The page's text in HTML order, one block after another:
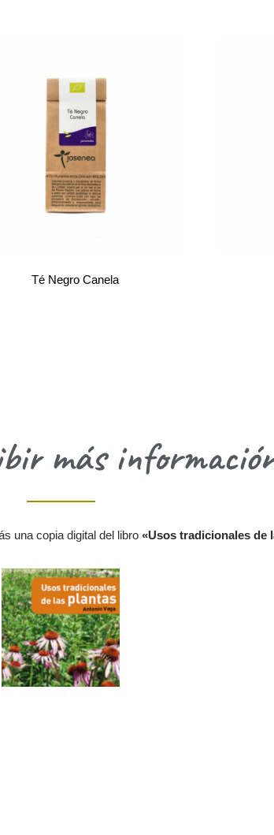
Té Negro Canela
más
una copia digital del libro «Usos tradicionales de